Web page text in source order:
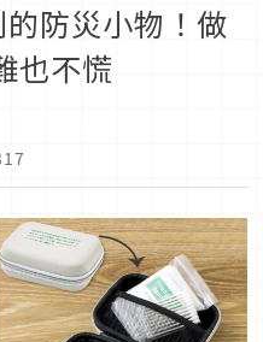
防災小物！做
也不慌